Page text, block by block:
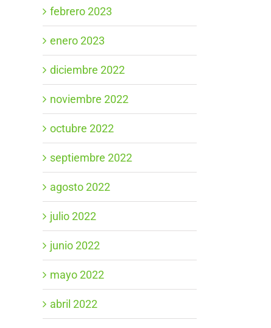
febrero 2023
enero 2023
diciembre 2022
noviembre 2022
octubre 2022
septiembre 2022
agosto 2022
julio 2022
junio 2022
mayo 2022
abril 2022